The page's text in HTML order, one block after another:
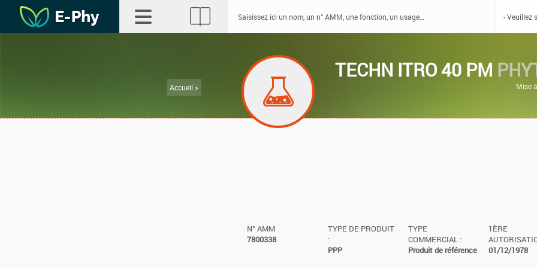
Accueil >
TECHN ITRO 40 PM
Mise
N° AMM
7800338
TYPE DE PRODUIT
:
PPP
TYPE
COMMERCIAL :
Produit de référence
1ÈRE
01/12/1978